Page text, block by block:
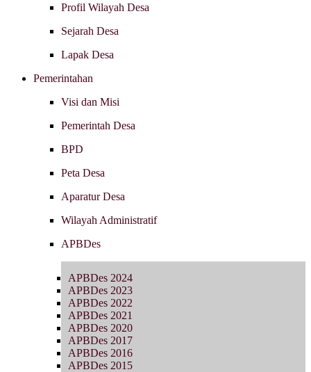
Profil Wilayah Desa
Sejarah Desa
Lapak Desa
Pemerintahan
Visi dan Misi
Pemerintah Desa
BPD
Peta Desa
Aparatur Desa
Wilayah Administratif
APBDes
APBDes 2024
APBDes 2023
APBDes 2022
APBDes 2021
APBDes 2020
APBDes 2017
APBDes 2016
APBDes 2015